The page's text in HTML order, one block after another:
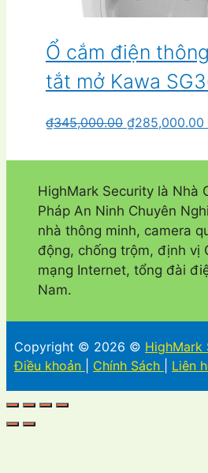
Ổ cắm điện
tắt mở Kawa
₫345,000.00 Giá
là:
₫285,000.00
HighMark Security là Nhà
Pháp An Ninh Chuyên
nhà thông minh, camera
động, chống trộm, định vị
mạng Internet, tổng đài
Nam.
Copyright © 2026 © HighMark
Điều khoản
Chính Sách Liên